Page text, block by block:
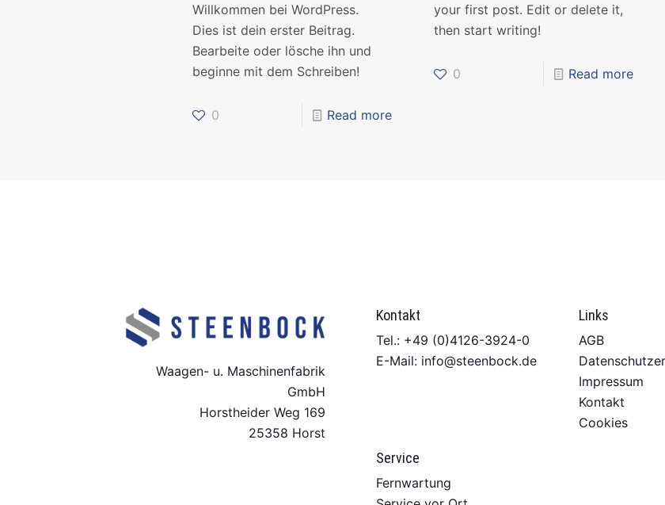
Willkommen bei WordPress.
Dies ist dein erster Beitrag.
Bearbeite oder lösche ihn und
beginne mit dem Schreiben!
0 Read more
your first post. Edit or delete it,
then start writing!
0 Read more
Waagen- u. Maschinenfabrik
GmbH
Horstheider Weg 169
25358 Horst
Kontakt
Tel.: +49 (0)4126-3924-0
E-Mail: info@steenbock.de
Links
AGB
Impressum
Kontakt
Cookies
Service
Fernwartung